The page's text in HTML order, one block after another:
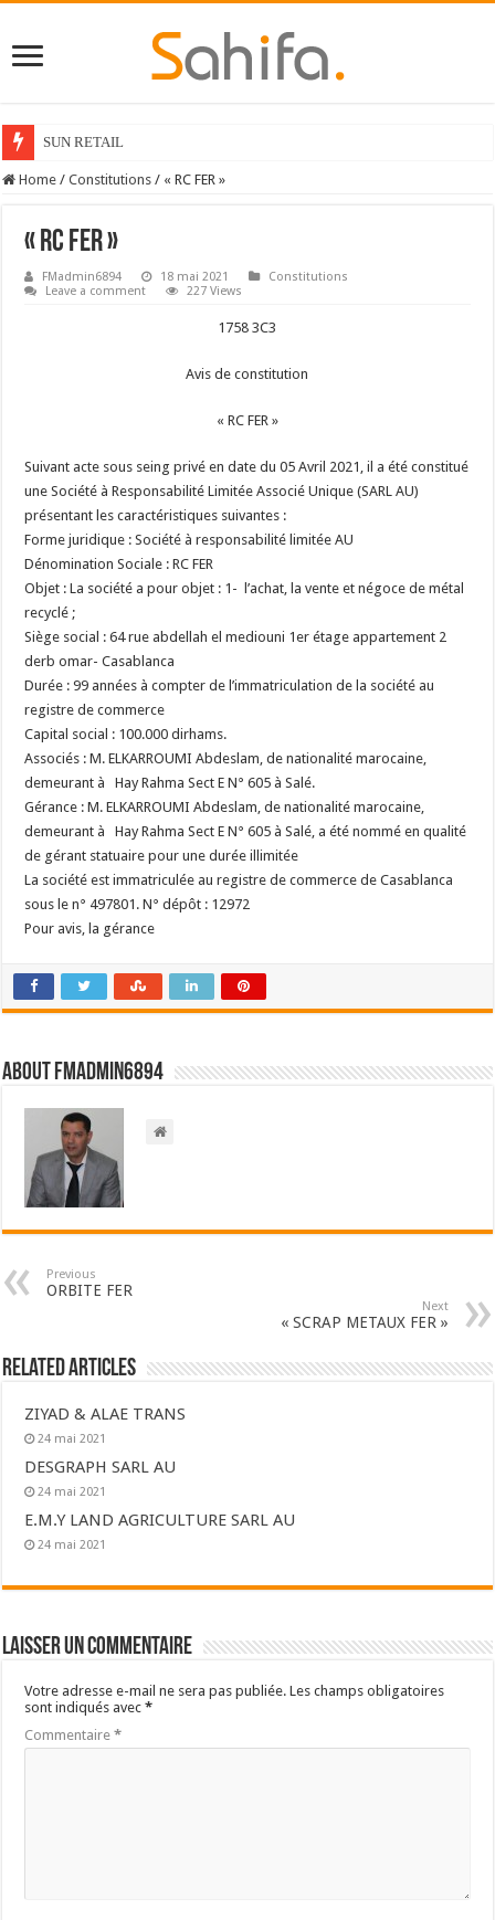
SUN RETAIL
Home / Constitutions / « RC FER »
« RC FER »
FMadmin6894 18 mai 2021
Constitutions
Leave a comment
227 Views
1758 3C3
Avis de constitution
« RC FER »
Suivant acte sous seing privé en date du 05 Avril 2021, il a été constitué
une Société à Responsabilité Limitée Associé Unique (SARL AU)
présentant les caractéristiques suivantes :
Forme juridique : Société à responsabilité limitée AU
Dénomination Sociale : RC FER
Objet : La société a pour objet : 1- l’achat, la vente et négoce de métal
recyclé ;
Siège social : 64 rue abdellah el mediouni 1er étage appartement 2
derb omar- Casablanca
Durée : 99 années à compter de l’immatriculation de la société au
registre de commerce
Capital social : 100.000 dirhams.
Associés : M. ELKARROUMI Abdeslam, de nationalité marocaine,
demeurant à Hay Rahma Sect E N° 605 à Salé.
Gérance : M. ELKARROUMI Abdeslam, de nationalité marocaine,
demeurant à Hay Rahma Sect E N° 605 à Salé, a été nommé en qualité
de gérant statuaire pour une durée illimitée
La société est immatriculée au registre de commerce de Casablanca
sous le n° 497801. N° dépôt : 12972
Pour avis, la gérance
About FMadmin6894
Previous
ORBITE FER
Next
« SCRAP METAUX FER »
Related Articles
ZIYAD & ALAE TRANS
24 mai 2021
DESGRAPH SARL AU
24 mai 2021
E.M.Y LAND AGRICULTURE SARL AU
24 mai 2021
Laisser un commentaire
Votre adresse e-mail ne sera pas publiée. Les champs obligatoires
sont indiqués avec*
Commentaire*